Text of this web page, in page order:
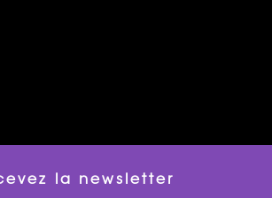
la newsletter